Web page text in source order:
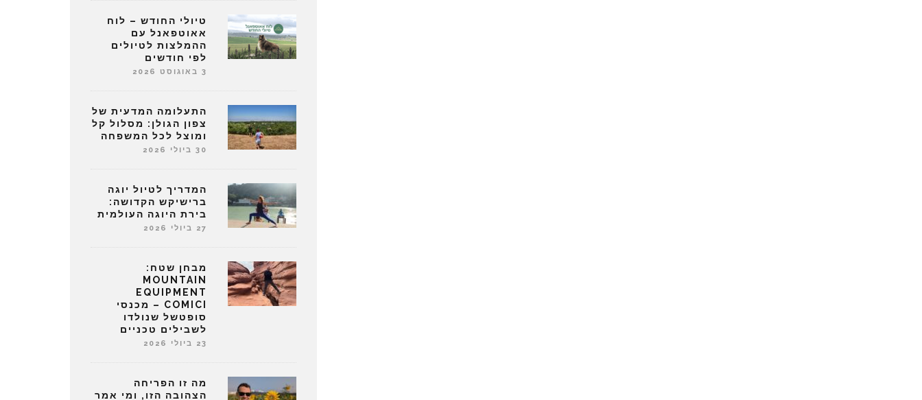
טיולי החודש – לוח
אאוטפאנל עם
ההמלצות לטיולים
לפי חודשים
3 באוגוסט 2026
התעלומה המדעית של
צפון הגולן: מסלול קל
ומוצל לכל המשפחה
30 ביולי 2026
המדריך לטיול יוגה
ברישיקש הקדושה:
בירת היוגה העולמית
27 ביולי 2026
מבחן שטח:
MOUNTAIN
EQUIPMENT
COMICI – מכנסי
סופטשל שנולדו
לשבילים טכניים
23 ביולי 2026
מה זו הפריחה
הצהובה הזו, ומי אמר